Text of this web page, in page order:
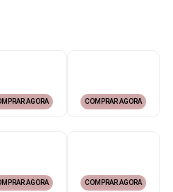
AGORA COMPRAR AGORA
AGORA COMPRAR AGORA